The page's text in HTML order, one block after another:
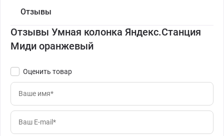
Отзывы
Отзывы Умная колонка Яндекс.Станция
Миди оранжевый
Оценить товар